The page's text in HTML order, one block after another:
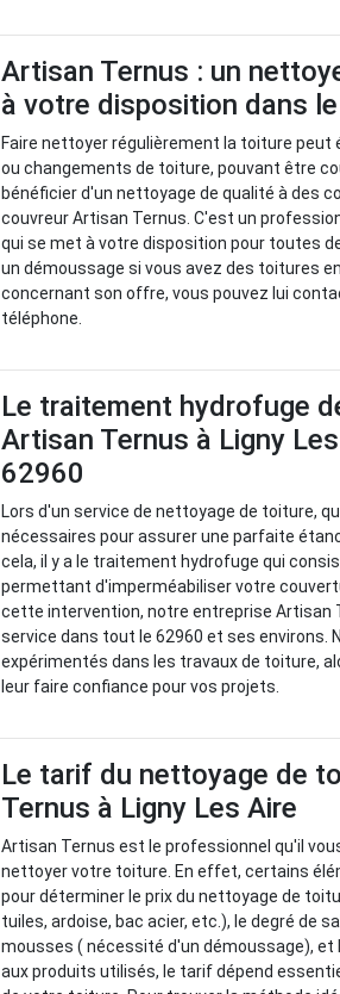
Artisan Ternus : un
à votre disposition dans
Faire nettoyer régulièrement la toiture peut
ou changements de toiture, pouvant être
bénéficier d'un nettoyage de qualité à des
couvreur Artisan Ternus. C'est un
qui se met à votre disposition pour toutes
un démoussage si vous avez des toitures
concernant son offre, vous pouvez lui
téléphone.
Le traitement hydrofuge
Artisan Ternus à Ligny
62960
Lors d'un service de nettoyage de toiture,
nécessaires pour assurer une parfaite
cela, il y a le traitement hydrofuge qui
permettant d'imperméabiliser votre
cette intervention, notre entreprise Artisan
service dans tout le 62960 et ses environs.
expérimentés dans les travaux de toiture,
leur faire confiance pour vos projets.
Le tarif du nettoyage de
Ternus à Ligny Les Aire
Artisan Ternus est le professionnel qu'il
nettoyer votre toiture. En effet, certains
pour déterminer le prix du nettoyage de
tuiles, ardoise, bac acier, etc.), le degré de
mousses ( nécessité d'un démoussage), et
aux produits utilisés, le tarif dépend